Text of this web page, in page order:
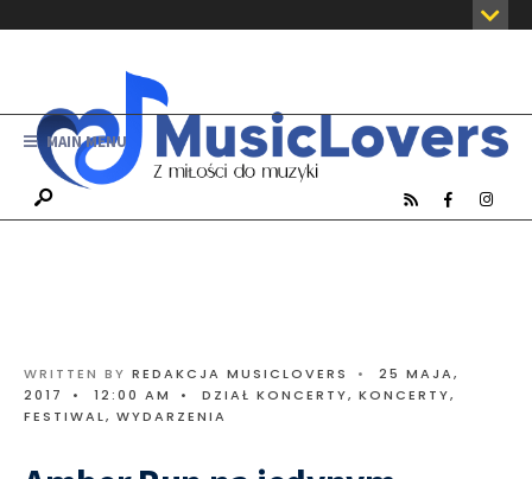
MAIN MENU
WRITTEN BY REDAKCJA MUSICLOVERS •
25 MAJA,
2017
• 12:00 AM • DZIAŁ KONCERTY, KONCERTY,
FESTIWAL, WYDARZENIA